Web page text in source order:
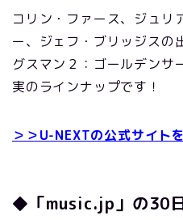
コリン・ファース、ジュリ
ー、ジェフ・ブリッジスの
グスマン２：ゴールデンサ
実のラインナップです！
＞＞U-NEXTの公式サイト
◆「music.jp」の30